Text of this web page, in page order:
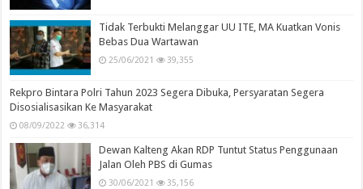
Tidak Terbukti Melanggar UU ITE, MA Kuatkan Vonis
Bebas Dua Wartawan
25/06/2021 39,355
Rekpro Bintara Polri Tahun 2023 Segera Dibuka, Persyaratan Segera
Disosialisasikan Ke Masyarakat
08/09/2022 36,314
Dewan Kalteng Akan RDP Tuntut Status Penggunaan
Jalan Oleh PBS di Gumas
30/06/2021 35,156